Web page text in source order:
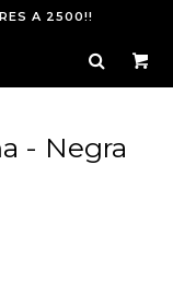
A 2500!!
- Negra